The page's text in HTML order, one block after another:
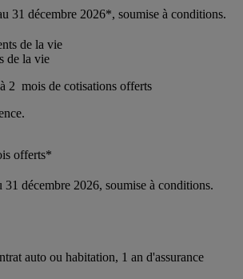
31 décembre 2026*, soumise à conditions.
de la vie
2  mois de cotisations offerts
offerts*
décembre 2026, soumise à conditions.
auto ou habitation, 1 an d'assurance